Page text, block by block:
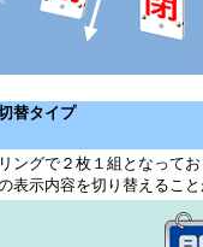
替タイプ
ングで２枚１組となって
表示内容を切り替えるこ